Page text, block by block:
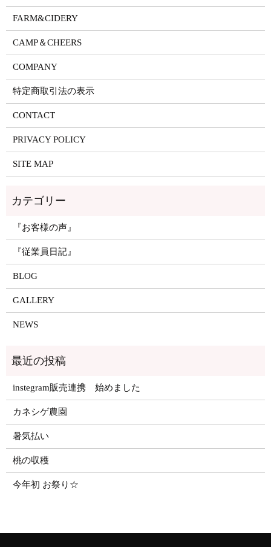
FARM&CIDERY
CAMP＆CHEERS
COMPANY
特定商取引法の表示
CONTACT
PRIVACY POLICY
SITE MAP
『お客様の声』
『従業員日記』
BLOG
GALLERY
NEWS
instegram販売連携 始めました
カネシゲ農園
暑気払い
桃の収穫
今年初 お祭り☆